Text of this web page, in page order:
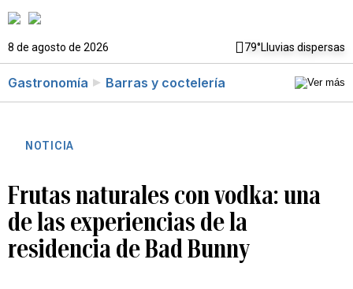
8 de agosto de 2026 79°Lluvias dispersas
Gastronomía Barras y coctelería
NOTICIA
Frutas naturales con vodka: una
de las experiencias de la
residencia de Bad Bunny